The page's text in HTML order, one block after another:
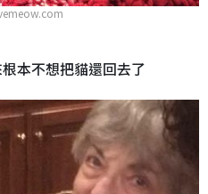
本不想把貓還回去了